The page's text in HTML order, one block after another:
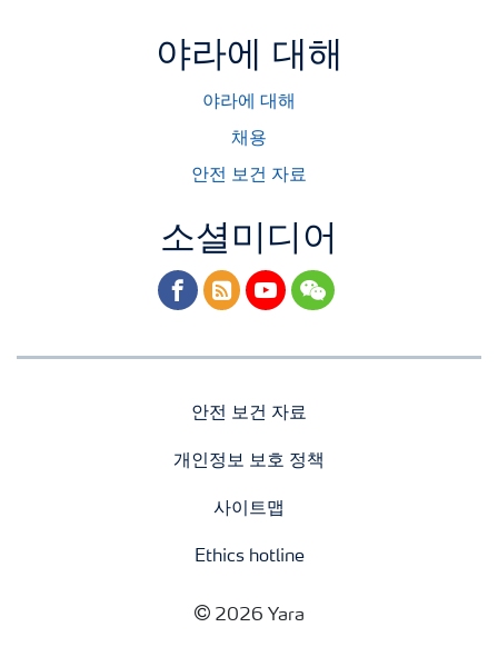
야라에 대해
야라에 대해
채용
안전 보건 자료
소셜미디어
facebook
rss youtubewechat
안전 보건 자료
개인정보 보호 정책
사이트맵
Ethics hotline
2026 Yara